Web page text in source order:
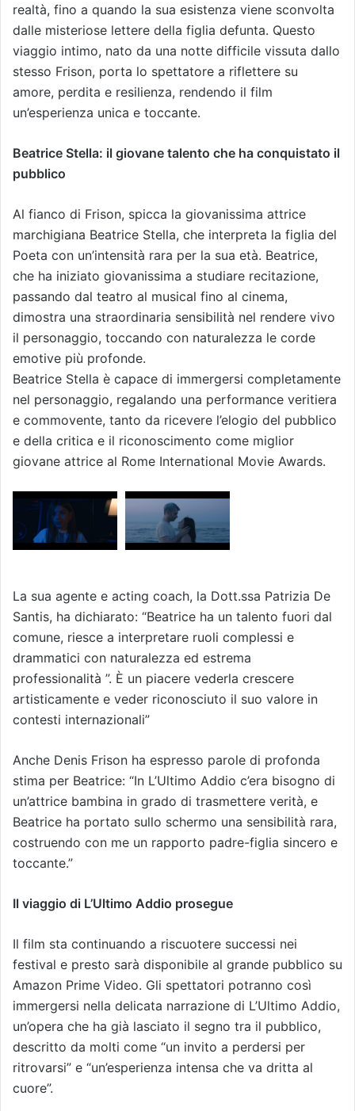
realtà, fino a quando la sua esistenza viene sconvolta
dalle misteriose lettere della figlia defunta. Questo
viaggio intimo, nato da una notte difficile vissuta dallo
stesso Frison, porta lo spettatore a riflettere su
amore, perdita e resilienza, rendendo il film
un’esperienza unica e toccante.
Beatrice Stella: il giovane talento che ha conquistato il
pubblico
Al fianco di Frison, spicca la giovanissima attrice
marchigiana Beatrice Stella, che interpreta la figlia del
Poeta con un’intensità rara per la sua età. Beatrice,
che ha iniziato giovanissima a studiare recitazione,
passando dal teatro al musical fino al cinema,
dimostra una straordinaria sensibilità nel rendere vivo
il personaggio, toccando con naturalezza le corde
emotive più profonde.
Beatrice Stella è capace di immergersi completamente
nel personaggio, regalando una performance veritiera
e commovente, tanto da ricevere l’elogio del pubblico
e della critica e il riconoscimento come miglior
giovane attrice al Rome International Movie Awards.
La sua agente e acting coach, la Dott.ssa Patrizia De
Santis, ha dichiarato: “Beatrice ha un talento fuori dal
comune, riesce a interpretare ruoli complessi e
drammatici con naturalezza ed estrema
professionalità ”. È un piacere vederla crescere
artisticamente e veder riconosciuto il suo valore in
contesti internazionali”
Anche Denis Frison ha espresso parole di profonda
stima per Beatrice: “In L’Ultimo Addio c’era bisogno di
un’attrice bambina in grado di trasmettere verità, e
Beatrice ha portato sullo schermo una sensibilità rara,
costruendo con me un rapporto padre-figlia sincero e
toccante.”
Il viaggio di L’Ultimo Addio prosegue
Il film sta continuando a riscuotere successi nei
festival e presto sarà disponibile al grande pubblico su
Amazon Prime Video. Gli spettatori potranno così
immergersi nella delicata narrazione di L’Ultimo Addio,
un’opera che ha già lasciato il segno tra il pubblico,
descritto da molti come “un invito a perdersi per
ritrovarsi” e “un’esperienza intensa che va dritta al
cuore”.